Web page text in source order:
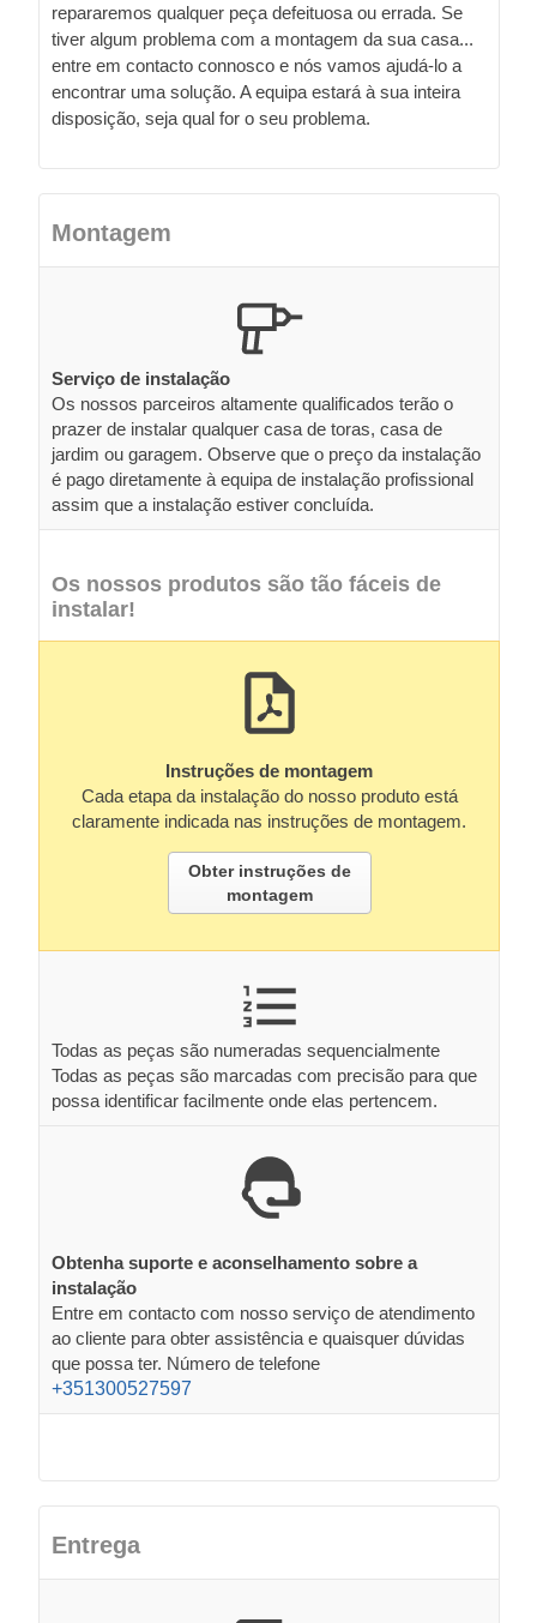
repararemos qualquer peça defeituosa ou errada. Se
tiver algum problema com a montagem da sua casa...
entre em contacto connosco e nós vamos ajudá-lo a
encontrar uma solução. A equipa estará à sua inteira
disposição, seja qual for o seu problema.
Montagem
Serviço de instalação
Os nossos parceiros altamente qualificados terão o
prazer de instalar qualquer casa de toras, casa de
jardim ou garagem. Observe que o preço da instalação
é pago diretamente à equipa de instalação profissional
assim que a instalação estiver concluída.
Os nossos produtos são tão fáceis de
instalar!
Instruções de montagem
Cada etapa da instalação do nosso produto está
claramente indicada nas instruções de montagem.
Obter instruções de
montagem
Todas as peças são numeradas sequencialmente
Todas as peças são marcadas com precisão para que
possa identificar facilmente onde elas pertencem.
Obtenha suporte e aconselhamento sobre a
instalação
Entre em contacto com nosso serviço de atendimento
ao cliente para obter assistência e quaisquer dúvidas
que possa ter. Número de telefone
+351300527597
Entrega